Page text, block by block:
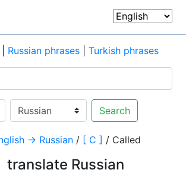
Russian phrases Turkish phrases
Search
→ Russian / [ C ] / Called
translate Russian